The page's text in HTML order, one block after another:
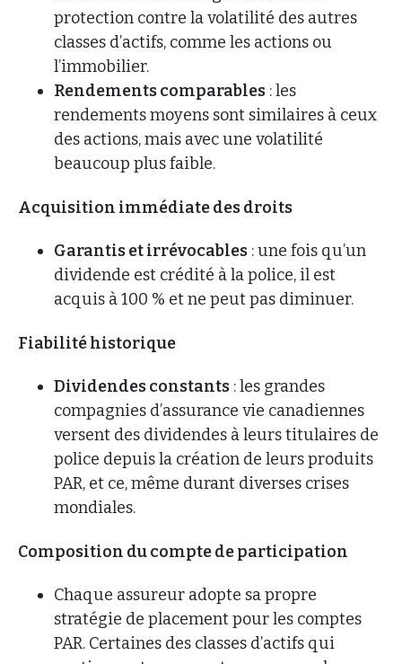
protection contre la volatilité des autres
classes d’actifs, comme les actions ou
l’immobilier.
Rendements comparables : les
rendements moyens sont similaires à ceux
des actions, mais avec une volatilité
beaucoup plus faible.
Acquisition immédiate des droits
Garantis et irrévocables : une fois qu’un
dividende est crédité à la police, il est
acquis à 100 % et ne peut pas diminuer.
Fiabilité historique
Dividendes constants : les grandes
compagnies d’assurance vie canadiennes
versent des dividendes à leurs titulaires de
police depuis la création de leurs produits
PAR, et ce, même durant diverses crises
mondiales.
Composition du compte de participation
Chaque assureur adopte sa propre
stratégie de placement pour les comptes
PAR. Certaines des classes d’actifs qui